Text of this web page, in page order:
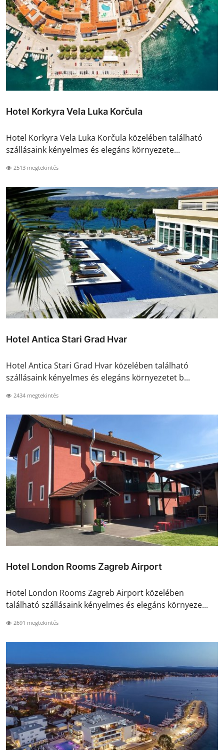
Hotel Korkyra Vela Luka Korčula
Hotel Korkyra Vela Luka Korčula közelében található
szállásaink kényelmes és elegáns környezete...
2513 megtekintés
Hotel Antica Stari Grad Hvar
Hotel Antica Stari Grad Hvar közelében található
szállásaink kényelmes és elegáns környezetet b...
2434 megtekintés
Hotel London Rooms Zagreb Airport
Hotel London Rooms Zagreb Airport közelében
található szállásaink kényelmes és elegáns környeze...
2691 megtekintés